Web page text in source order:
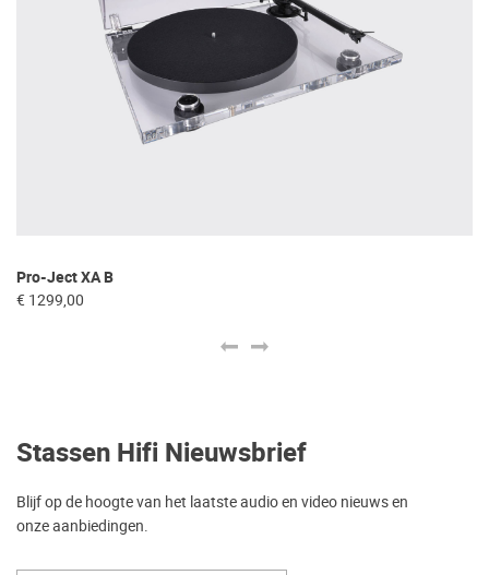
Pro-Ject XA B
€ 1299,00
Stassen Hifi Nieuwsbrief
Blijf op de hoogte van het laatste audio en video nieuws en
onze aanbiedingen.